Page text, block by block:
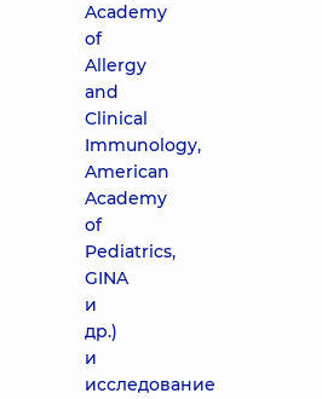
Academy
of
Allergy
and
Clinical
Immunology,
American
Academy
of
Pediatrics,
GINA
и
др.)
и
исследование